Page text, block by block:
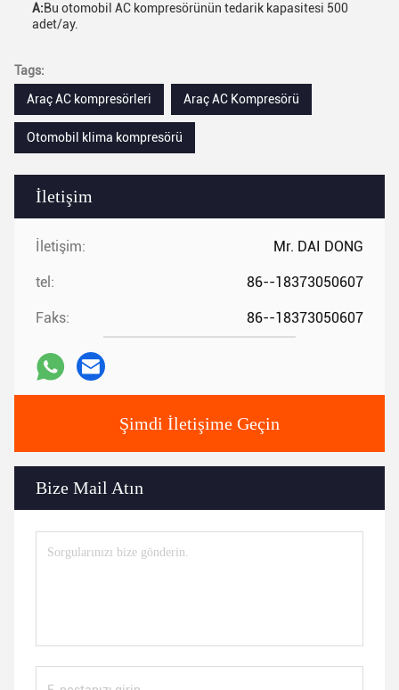
İletişim
İletişim: Mr. DAI DONG
tel: 86--18373050607
Faks: 86--18373050607
Şimdi İletişime Geçin
Bize Mail Atın
A:Bu otomobil AC kompresörünün tedarik kapasitesi 500
adet/ay.
Tags:
Araç AC kompresörleri
Araç AC Kompresörü
Otomobil klima kompresörü